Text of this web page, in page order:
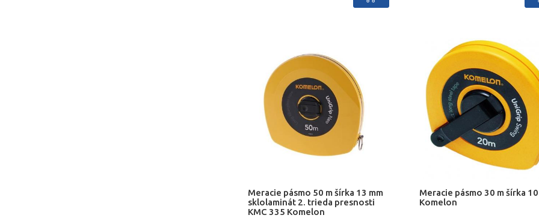
Meracie pásmo 50 m šírka 13 mm
sklolaminát 2. trieda presnosti
KMC 335 Komelon
Meracie pásmo 30 m šírka
Komelon